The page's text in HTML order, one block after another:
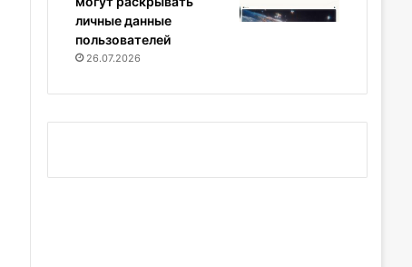
личные данные
пользователей
26.07.2026